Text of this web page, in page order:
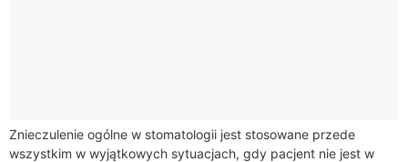
Znieczulenie ogólne w stomatologii jest stosowane przede
wszystkim w wyjątkowych sytuacjach, gdy pacjent nie jest w